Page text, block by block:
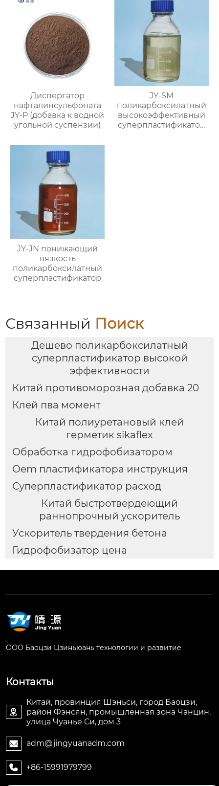
Диспергатор
нафталинсульфоната
JY-P (добавка к водной
угольной суспензии)
JY-SM
поликарбоксилатный
высокоэффективный
суперпластификатор
JY-JN понижающий
вязкость
поликарбоксилатный
суперпластификатор
Связанный Поиск
Дешево поликарбоксилатный
суперпластификатор высокой
эффективности
Китай противоморозная добавка 20
Клей пва момент
Китай полиуретановый клей
герметик sikaflex
Обработка гидрофобизатором
Oem пластификатора инструкция
Суперпластификатор расход
Китай быстротвердеющий
раннопрочный ускоритель
Ускоритель твердения бетона
Гидрофобизатор цена
ООО Баоцзи Цзиньюань технологии и развитие
Контакты

Китай, провинция Шэньси, город Баоцзи,
район Фэнсян, промышленная зона Чанцин,
улица Чуанье Си, дом 3
 adm@jingyuanadm.com
 +86-15991979799